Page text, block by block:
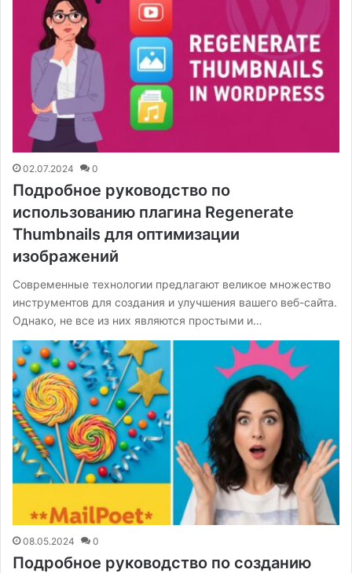
02.07.2024 0
Подробное руководство по
использованию плагина Regenerate
Thumbnails для оптимизации
изображений
Современные технологии предлагают великое множество
инструментов для создания и улучшения вашего веб-сайта.
Однако, не все из них являются простыми и…
08.05.2024 0
Подробное руководство по созданию